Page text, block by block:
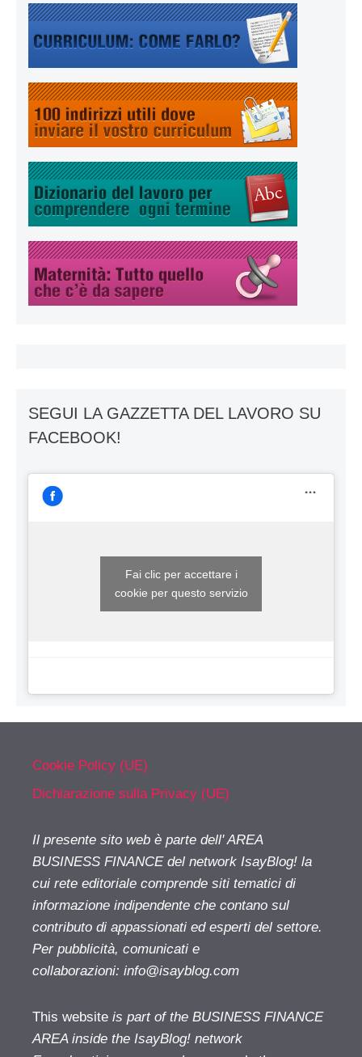
SEGUI LA GAZZETTA DEL LAVORO SU
FACEBOOK!
Fai clic per accettare i
cookie per questo servizio
Cookie Policy (UE)
Dichiarazione sulla Privacy (UE)
Il presente sito web è parte dell' AREA
BUSINESS FINANCE del network IsayBlog! la
cui rete editoriale comprende siti tematici di
informazione indipendente che contano sul
contributo di appassionati ed esperti del settore.
Per pubblicità, comunicati e
collaborazioni: info@isayblog.com
This website is part of the BUSINESS FINANCE
AREA inside the IsayBlog! network